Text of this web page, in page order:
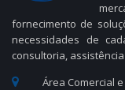
fornecimento de
necessidades de
consultoria,
Área Comercial